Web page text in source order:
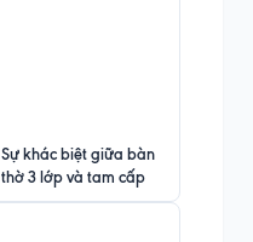
Sự khác biệt giữa bàn
thờ 3 lớp và tam cấp